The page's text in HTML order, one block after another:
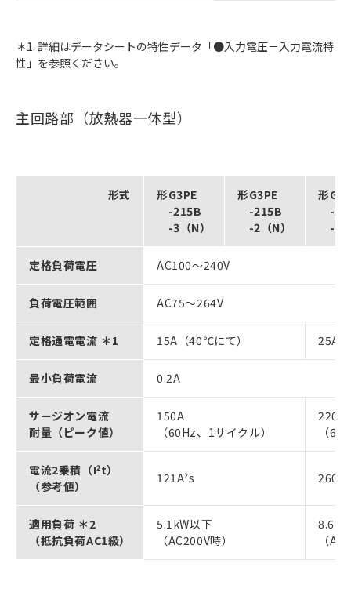
＊1. 詳細はデータシートの特性データ「●入力電圧－入力電流特
性」を参照ください。
主回路部（放熱器一体型）
形式
形G3PE
-215B
-3（N）
形G3PE
-215B
-2（N）
形
-
-3
定格負荷電圧 AC100～240V
負荷電圧範囲 AC75～264V
定格通電電流 ＊1 15A（40℃にて） 25A
最小負荷電流 0.2A
サージオン電流
耐量（ピーク値）
150A
（60Hz、1サイクル）
（
電流2乗積（I2t）
（参考値）
121A2s 260A
適用負荷 ＊2
（抵抗負荷AC1級）
5.1kW以下
（AC200V時）
（